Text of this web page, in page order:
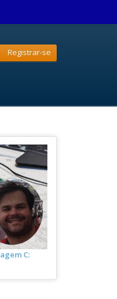
Registrar-se
C: